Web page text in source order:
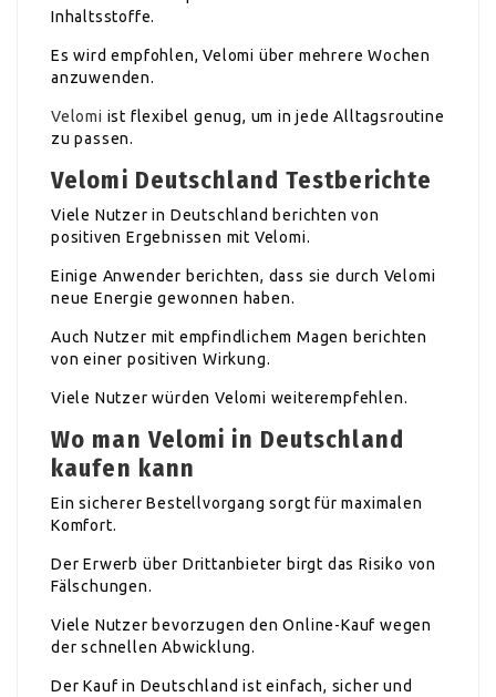
Inhaltsstoffe.
Es wird empfohlen, Velomi über mehrere Wochen
anzuwenden.
Velomi ist flexibel genug, um in jede Alltagsroutine
zu passen.
Velomi Deutschland Testberichte
Viele Nutzer in Deutschland berichten von
positiven Ergebnissen mit Velomi.
Einige Anwender berichten, dass sie durch Velomi
neue Energie gewonnen haben.
Auch Nutzer mit empfindlichem Magen berichten
von einer positiven Wirkung.
Viele Nutzer würden Velomi weiterempfehlen.
Wo man Velomi in Deutschland
kaufen kann
Ein sicherer Bestellvorgang sorgt für maximalen
Komfort.
Der Erwerb über Drittanbieter birgt das Risiko von
Fälschungen.
Viele Nutzer bevorzugen den Online-Kauf wegen
der schnellen Abwicklung.
Der Kauf in Deutschland ist einfach, sicher und